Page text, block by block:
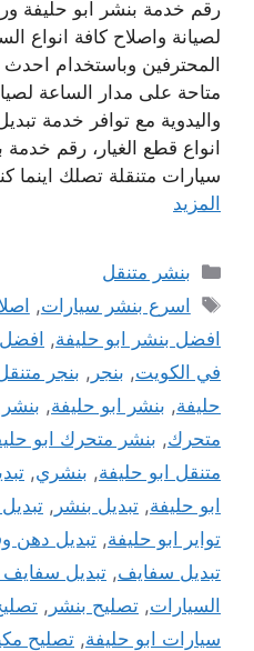
رقم خدمة بنشر ابو حليفة
لصيانة واصلاح كافة انواع
المحترفين وباستخدام
متاحة على مدار الساعة
واليدوية مع توافر خدمة
انواع قطع الغيار، رقم
سيارات متنقلة تصلك
المزيد
التصنيفات
بنشر متنقل
الوسوم
اسرع بنشر سيارات,
افضل بنشر ابو حليفة,
في الكويت, بنجر , بنجر
حليفة, بنشر ابو حليفة,
متحرك, بنشر متحرك ابو
متنقل ابو حليفة, بنشري,
ابو حليفة, تبديل بنشر , تبديل
تواير ابو حليفة, تبديل دهن
تبديل سفايف, تبديل سفايف
السيارات, تصليح بنشر ,
سيارات ابو حليفة, تصليح